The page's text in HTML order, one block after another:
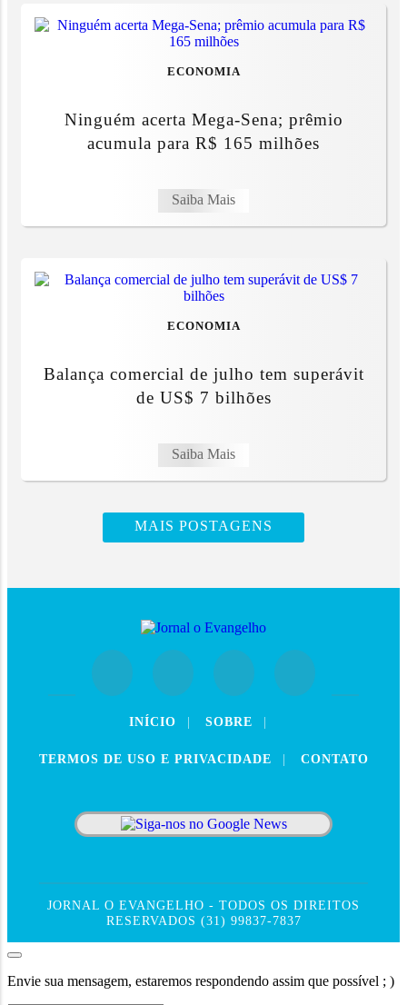
ECONOMIA
Ninguém acerta Mega-Sena; prêmio
acumula para R$ 165 milhões
Saiba Mais
ECONOMIA
Balança comercial de julho tem superávit
de US$ 7 bilhões
Saiba Mais
MAIS POSTAGENS
INÍCIO SOBRE
TERMOS DE USO E PRIVACIDADE CONTATO
JORNAL O EVANGELHO - TODOS OS DIREITOS
RESERVADOS (31) 99837-7837
Envie sua mensagem, estaremos respondendo assim que possível ; )